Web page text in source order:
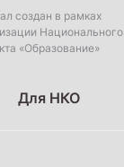
создан в рамках
Национального
«Образование»
Для НКО